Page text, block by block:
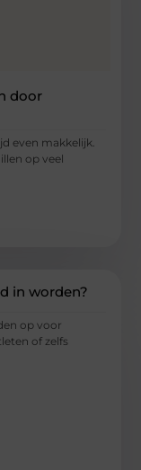
door
even makkelijk.
op veel
in worden?
op voor
of zelfs